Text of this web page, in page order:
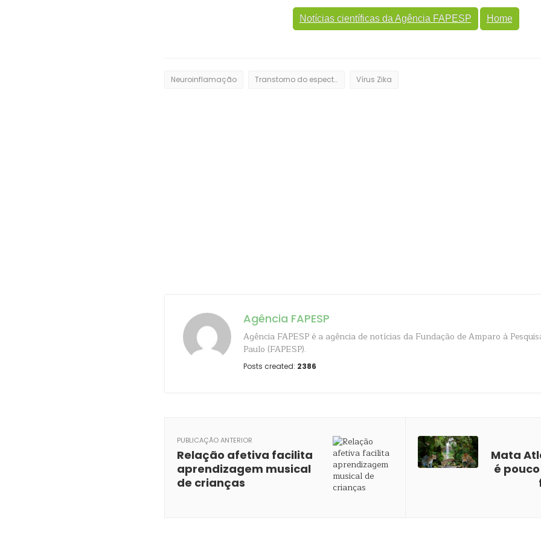
Notícias científicas da Agência FAPESP Home
Neuroinflamação Transtorno do espectro autista Vírus Zika
Agência FAPESP
Agência FAPESP é a agência de notícias da Fundação de Amparo à
Paulo (FAPESP).
Posts created: 2386
PUBLICAÇÃO ANTERIOR
Relação afetiva facilita
aprendizagem musical
de crianças
Mata
é